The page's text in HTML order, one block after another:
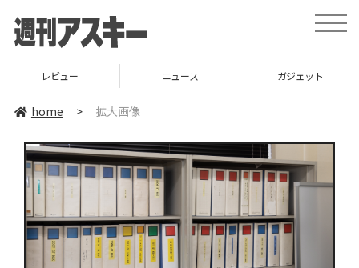
toggle
レビュー ニュース ガジェット
home > 拡大画像